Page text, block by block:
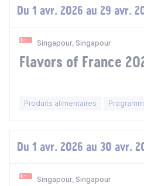
Du 1 avr. 2026 au 29 avr.
Singapour, Singapour
Flavors of France
Produits alimentaires
Du 1 avr. 2026 au 30 avr.
Singapour, Singapour